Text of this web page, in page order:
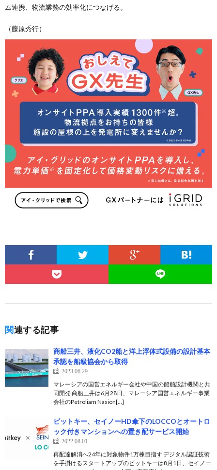
ム連携、物流業務の効率化につなげる。
（藤原秀行）
関連する記事
商船三井、液化CO2船と洋上浮体式設備の設計基本
承認を船級協会から取得
2023.06.29
マレーシアの国営エネルギー会社や中国の船舶設計機関と共
同開発 商船三井は6月28日、マレーシア国営エネルギー事業
会社のPetroliam Nasion[…]
ビットキー、セイノーHD傘下のLOCCOとオートロ
ック付きマンションへの置き配サービス開始
2022.08.01
再配達解消へ24年に対象物件1万棟目指す デジタル認証技術
を手掛けるスタートアップのビットキーは8月1日、セイノー